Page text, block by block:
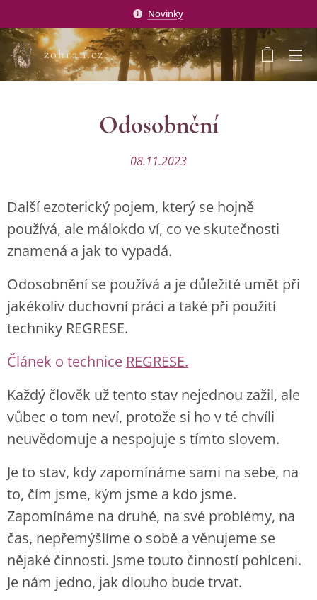
Novinky
zohran.cz
Odosobnění
08.11.2023
Další ezoterický pojem, který se hojně
používá, ale málokdo ví, co ve skutečnosti
znamená a jak to vypadá.
Odosobnění se používá a je důležité umět při
jakékoliv duchovní práci a také při použití
techniky REGRESE.
Článek o technice REGRESE.
Každý člověk už tento stav nejednou zažil, ale
vůbec o tom neví, protože si ho v té chvíli
neuvědomuje a nespojuje s tímto slovem.
Je to stav, kdy zapomínáme sami na sebe, na
to, čím jsme, kým jsme a kdo jsme.
Zapomínáme na druhé, na své problémy, na
čas, nepřemýšlíme o sobě a věnujeme se
nějaké činnosti. Jsme touto činností pohlceni.
Je nám jedno, jak dlouho bude trvat.